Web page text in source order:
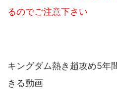
るのでご注意下さい
キングダム熱き趙攻め5年
きる動画